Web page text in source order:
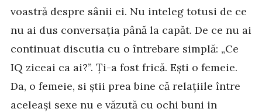
voastră despre sânii ei. Nu inteleg totusi de ce
nu ai dus conversația până la capăt. De ce nu ai
continuat discutia cu o întrebare simplă: „Ce
IQ ziceai ca ai?”. Ți-a fost frică. Ești o femeie.
Da, o femeie, si știi prea bine că relațiile între
aceleași sexe nu e văzută cu ochi buni in